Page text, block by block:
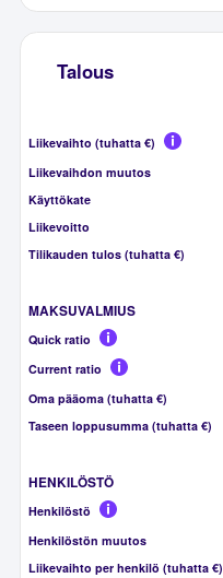
Talous
Liikevaihto (tuhatta €)
Liikevaihdon muutos
Käyttökate
Liikevoitto
Tilikauden tulos (tuhatta €)
MAKSUVALMIUS
Quick ratio
Current ratio
Oma pääoma (tuhatta €)
Taseen loppusumma (tuhatta €)
HENKILÖSTÖ
Henkilöstö
Henkilöstön muutos
Liikevaihto per henkilö (tuhatta €)